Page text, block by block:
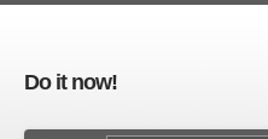
Do it now!